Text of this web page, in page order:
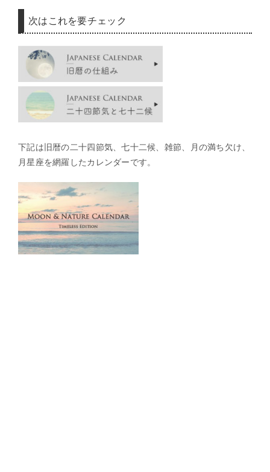
次はこれを要チェック
下記は旧暦の二十四節気、七十二候、雑節、月の満ち欠け、
月星座を網羅したカレンダーです。